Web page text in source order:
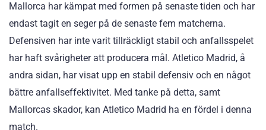
Mallorca har kämpat med formen på senaste tiden och har
endast tagit en seger på de senaste fem matcherna.
Defensiven har inte varit tillräckligt stabil och anfallsspelet
har haft svårigheter att producera mål. Atletico Madrid, å
andra sidan, har visat upp en stabil defensiv och en något
bättre anfallseffektivitet. Med tanke på detta, samt
Mallorcas skador, kan Atletico Madrid ha en fördel i denna
match.